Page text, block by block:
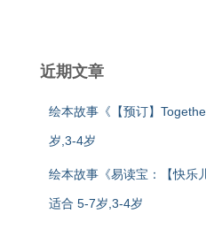
近期文章
绘本故事《【预订】
岁,3-4岁
绘本故事《易读宝：【快乐
适合 5-7岁,3-4岁